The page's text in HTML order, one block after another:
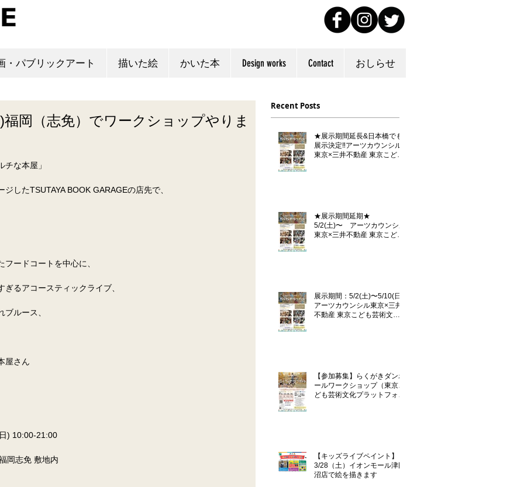
・パブリックアート 描いた絵 かいた本 Design works Contact おしらせ
岡（志免）でワークショップやりま
な本屋」
したTSUTAYA BOOK GARAGEの店先で、
ードコートを中心に、
るアコースティックライブ、
ルース、
屋さん
) 10:00-21:00
岡志免 敷地内
Recent Posts
★展示期間延長&日本橋でも
展示決定‼️アーツカウンシル
東京×三井不動産 東京こども
★展示期間延期★
5/2(土)〜 アーツカウンシル
東京×三井不動産 東京こども
展示期間：5/2(土)〜5/10(日)
アーツカウンシル東京×三井
不動産 東京こども芸術文化
【参加募集】らくがきダンボ
ールワークショップ（東京こ
ども芸術文化プラットフォー
【キッズライブペイント】
3/28（土）イオンモール津田
沼店で絵を描きます